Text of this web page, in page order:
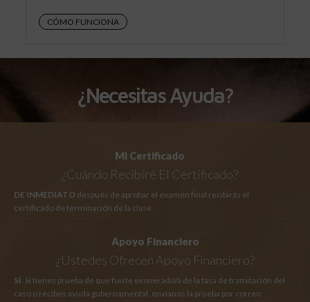
CÓMO FUNCIONA
¿Necesitas Ayuda?
Mi Certificado
¿Cuándo Recibiré El Certificado?
DE INMEDIATO después de aprobar el examen final recibirás el
certificado de terminación de la clase.
Apoyo Financiero
¿Ustedes Ofrecen Apoyo Financiero?
SÍ. Si tienes prueba de que fuiste exonerado/a de la tasa de tramitación del
caso o recibes ayuda gubernamental, envíanos la prueba por correo